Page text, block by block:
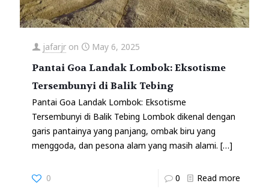
jafarjr on May 6, 2025
Pantai Goa Landak Lombok: Eksotisme
Tersembunyi di Balik Tebing
Pantai Goa Landak Lombok: Eksotisme
Tersembunyi di Balik Tebing Lombok dikenal dengan
garis pantainya yang panjang, ombak biru yang
menggoda, dan pesona alam yang masih alami. […]
0 0 Read more